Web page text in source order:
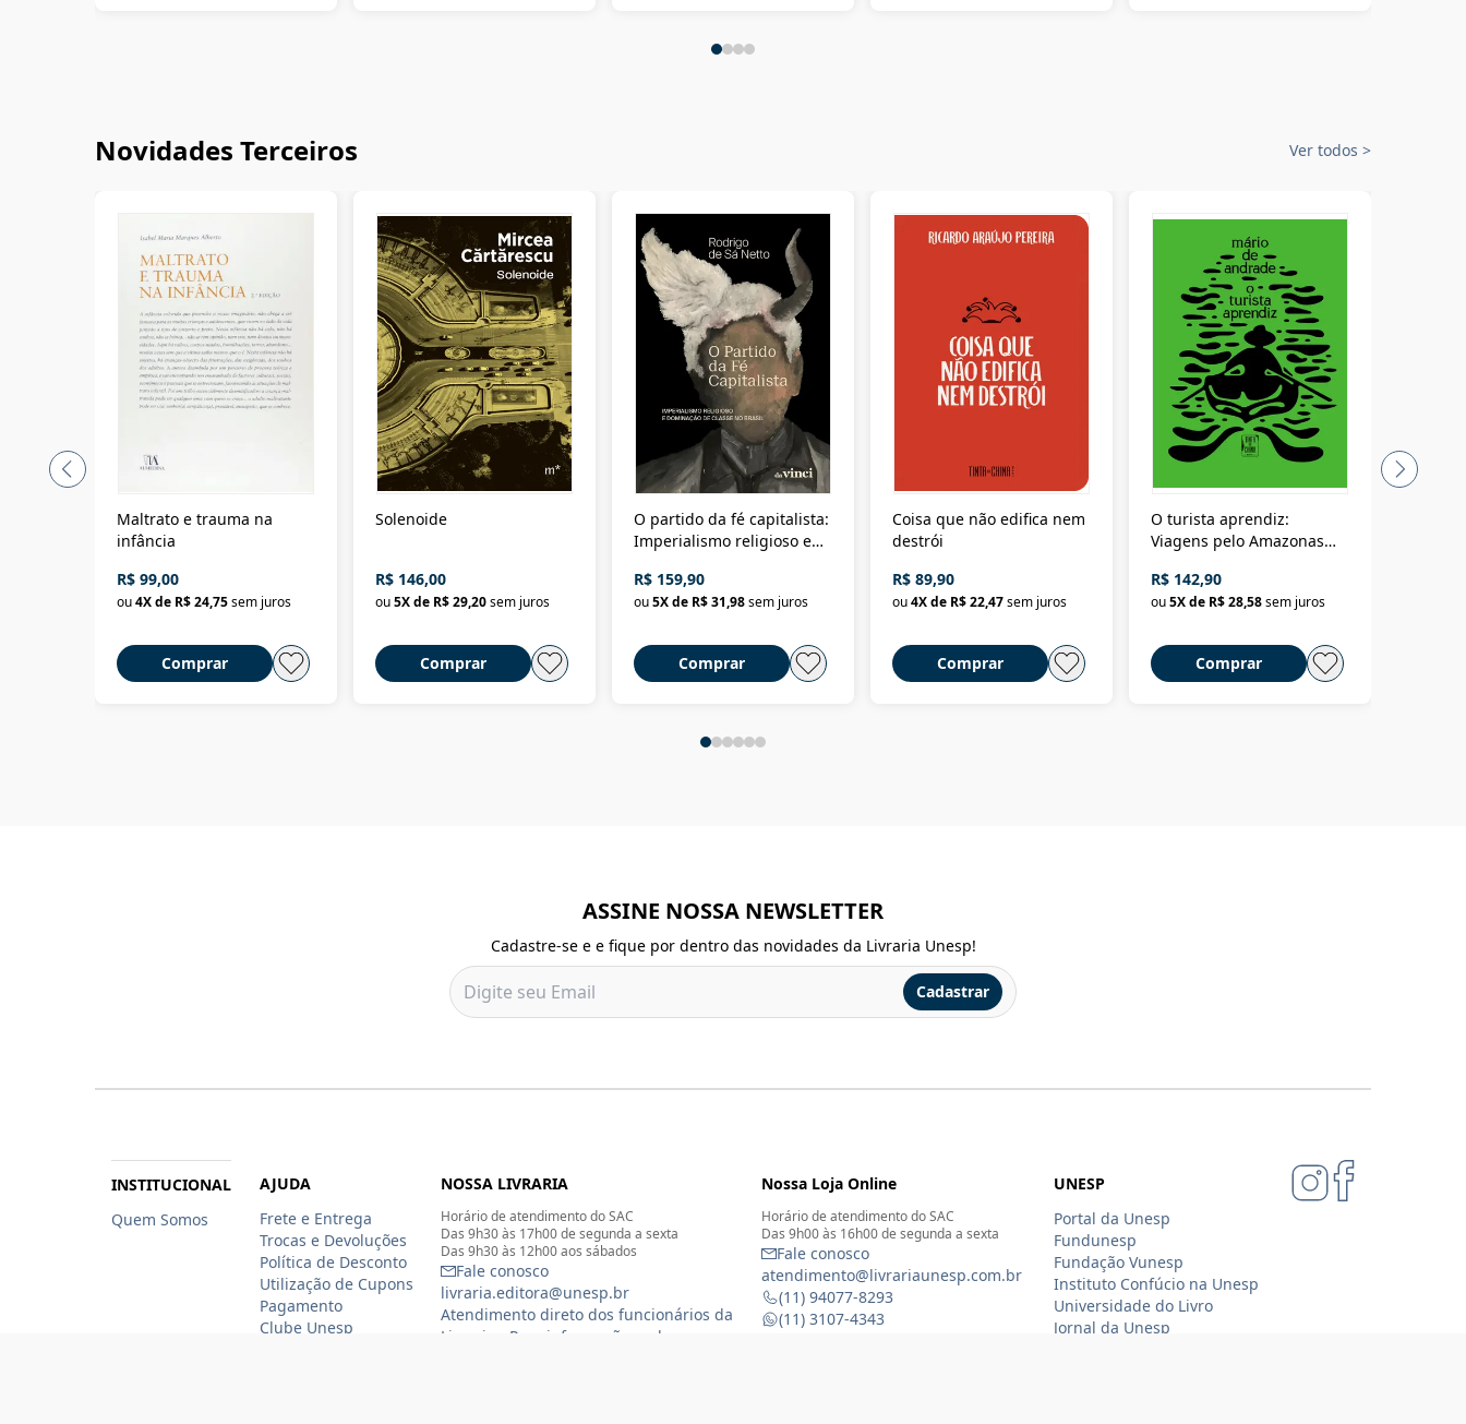
Novidades Terceiros Ver todos >
Maltrato e trauma na
infância
R$ 99,00
ou4X de R$ 24,75sem juros
Comprar
Solenoide
R$ 146,00
ou5X de R$ 29,20sem juros
Comprar
O partido da fé capitalista:
Imperialismo religioso e
Brasil
R$ 159,90
ou5X de R$ 31,98sem juros
Comprar
Coisa que não edifica nem
destrói
R$ 89,90
ou4X de R$ 22,47sem juros
Comprar
O turista aprendiz:
Viagens pelo Amazonas
até a Bolívia e por Marajó
até dizer chega
R$ 142,90
ou5X de R$ 28,58sem juros
Comprar
ASSINE NOSSA NEWSLETTER
Cadastre-se e e fique por dentro das novidades da Livraria Unesp!
Cadastrar
INSTITUCIONAL
Quem Somos
AJUDA
Frete e Entrega
Trocas e Devoluções
Política de Desconto
Utilização de Cupons
Pagamento
Clube Unesp
NOSSA LIVRARIA
Horário de atendimento do SAC
Das 9h30 às 17h00 de segunda a sexta
Das 9h30 às 12h00 aos sábados
Fale conosco
livraria.editora@unesp.br
Atendimento direto dos funcionários da
Livraria - Para informações sobre o
Nossa Loja Online
Horário de atendimento do SAC
Das 9h00 às 16h00 de segunda a sexta
Fale conosco
atendimento@livrariaunesp.com.br
(11) 94077-8293
(11) 3107-4343
UNESP
Portal da Unesp
Fundunesp
Fundação Vunesp
Instituto Confúcio na Unesp
Universidade do Livro
Jornal da Unesp